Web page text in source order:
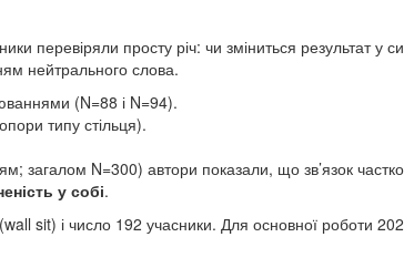
перевіряли просту річ: чи зміниться результат у
нейтрального слова.
(N=88 і N=94).
типу стільця).
загалом N=300) автори показали, що зв’язок
у собі.
sit) і число 192 учасники. Для основної роботи